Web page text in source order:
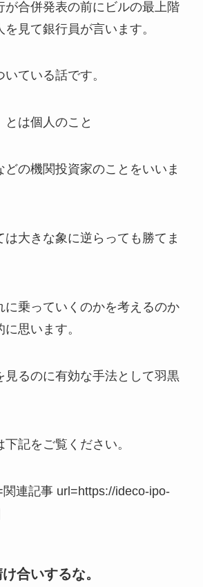
が合併発表の前にビルの最上階
見て銀行員が言います。
ている話です。
とは個人のこと
どの機関投資家のことをいいま
大きな象に逆らっても勝てま
に乗っていくのかを考えるのか
思います。
見るのに有効な手法として羽黒
記をご覧ください。
連記事 url=https://ideco-ipo-
合いするな。